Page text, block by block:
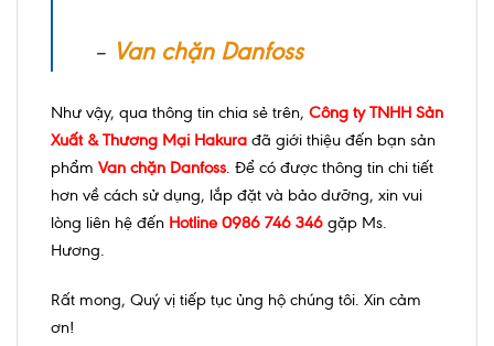
– Van chặn Danfoss
Như vậy, qua thông tin chia sẻ trên, Công ty TNHH Sản
Xuất & Thương Mại Hakura đã giới thiệu đến bạn sản
phẩm Van chặn Danfoss. Để có được thông tin chi tiết
hơn về cách sử dụng, lắp đặt và bảo dưỡng, xin vui
lòng liên hệ đến Hotline 0986 746 346 gặp Ms.
Hương.
Rất mong, Quý vị tiếp tục ủng hộ chúng tôi. Xin cảm
ơn!